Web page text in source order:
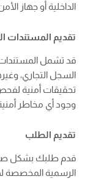
الداخلية أو جهاز
تقديم المستندات
قد تشمل
السجل التجاري،
تحقيقات أمنية
وجود أي مخاطر
تقديم الطلب
قدم طلبك بشكل
الرسمية المخصصة